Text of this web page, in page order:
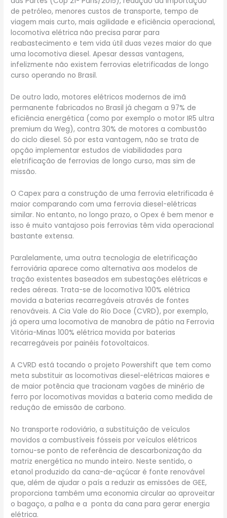
de petróleo, menores custos de transporte, tempo de
viagem mais curto, mais agilidade e eficiência operacional,
locomotiva elétrica não precisa parar para
reabastecimento e tem vida útil duas vezes maior do que
uma locomotiva diesel. Apesar dessas vantagens,
infelizmente não existem ferrovias eletrificadas de longo
curso operando no Brasil.
De outro lado, motores elétricos modernos de imã
permanente fabricados no Brasil já chegam a 97% de
eficiência energética (como por exemplo o motor IR5 ultra
premium da Weg), contra 30% de motores a combustão
do ciclo diesel. Só por esta vantagem, não se trata de
opção implementar estudos de viabilidades para
eletrificação de ferrovias de longo curso, mas sim de
missão.
O Capex para a construção de uma ferrovia eletrificada é
maior comparando com uma ferrovia diesel-elétricas
similar. No entanto, no longo prazo, o Opex é bem menor e
isso é muito vantajoso pois ferrovias têm vida operacional
bastante extensa.
Paralelamente, uma outra tecnologia de eletrificação
ferroviária aparece como alternativa aos modelos de
tração existentes baseados em subestações elétricas e
redes aéreas. Trata-se de locomotiva 100% elétrica
movida a baterias recarregáveis através de fontes
renováveis. A Cia Vale do Rio Doce (CVRD), por exemplo,
já opera uma locomotiva de manobra de pátio na Ferrovia
Vitória-Minas 100% elétrica movida por baterias
recarregáveis por painéis fotovoltaicos.
A CVRD está tocando o projeto Powershift que tem como
meta substituir as locomotivas diesel-elétricas maiores e
de maior potência que tracionam vagões de minério de
ferro por locomotivas movidas a bateria como medida de
redução de emissão de carbono.
No transporte rodoviário, a substituição de veículos
movidos a combustíveis fósseis por veículos elétricos
tornou-se ponto de referência de descarbonização da
matriz energética no mundo inteiro. Neste sentido, o
etanol produzido da cana-de-açúcar é fonte renovável
que, além de ajudar o país a reduzir as emissões de GEE,
proporciona também uma economia circular ao aproveitar
o bagaço, a palha e a ponta da cana para gerar energia
elétrica.